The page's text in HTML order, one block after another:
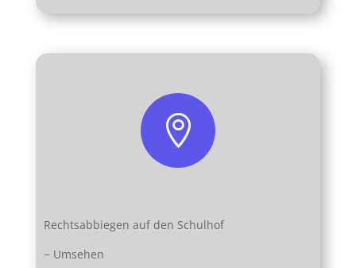

Rechtsabbiegen auf den Schulhof
− Umsehen